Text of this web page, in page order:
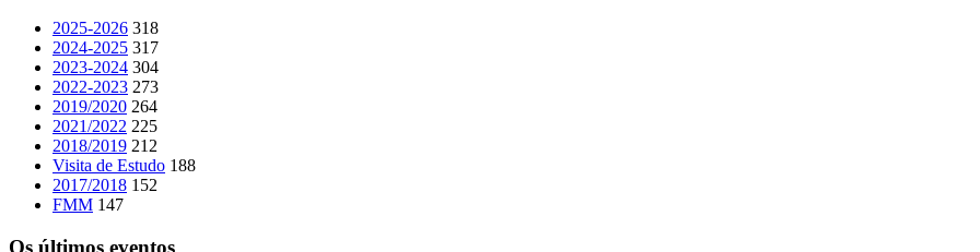
2025-2026 318
2024-2025 317
2023-2024 304
2022-2023 273
2019/2020 264
2021/2022 225
2018/2019 212
Visita de Estudo 188
2017/2018 152
FMM 147
Os últimos eventos